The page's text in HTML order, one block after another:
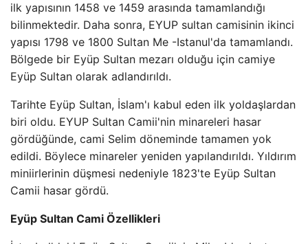
ilk yapısının 1458 ve 1459 arasında tamamlandığı
bilinmektedir. Daha sonra, EYUP sultan camisinin ikinci
yapısı 1798 ve 1800 Sultan Me -Istanul'da tamamlandı.
Bölgede bir Eyüp Sultan mezarı olduğu için camiye
Eyüp Sultan olarak adlandırıldı.
Tarihte Eyüp Sultan, İslam'ı kabul eden ilk yoldaşlardan
biri oldu. EYUP Sultan Camii'nin minareleri hasar
gördüğünde, cami Selim döneminde tamamen yok
edildi. Böylece minareler yeniden yapılandırıldı. Yıldırım
miniirlerinin düşmesi nedeniyle 1823'te Eyüp Sultan
Camii hasar gördü.
Eyüp Sultan Cami Özellikleri